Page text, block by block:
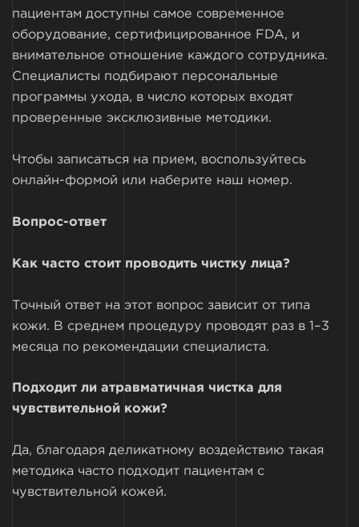
пациентам доступны самое современное
оборудование, сертифицированное FDA, и
внимательное отношение каждого сотрудника.
Специалисты подбирают персональные
программы ухода, в число которых входят
проверенные эксклюзивные методики.
Чтобы записаться на прием, воспользуйтесь
онлайн-формой или наберите наш номер.
Вопрос-ответ
Как часто стоит проводить чистку лица?
Точный ответ на этот вопрос зависит от типа
кожи. В среднем процедуру проводят раз в 1–3
месяца по рекомендации специалиста.
Подходит ли атравматичная чистка для
чувствительной кожи?
Да, благодаря деликатному воздействию такая
методика часто подходит пациентам с
чувствительной кожей.